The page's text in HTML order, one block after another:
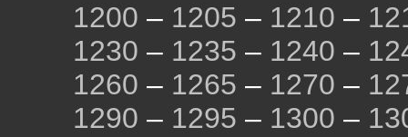
1200 – 1205 – 1210 –
1230 – 1235 – 1240 –
1260 – 1265 – 1270 –
1290 – 1295 – 1300 –